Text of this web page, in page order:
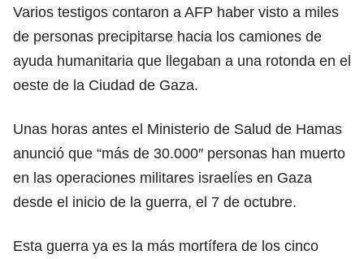
Varios testigos contaron a AFP haber visto a miles
de personas precipitarse hacia los camiones de
ayuda humanitaria que llegaban a una rotonda en el
oeste de la Ciudad de Gaza.
Unas horas antes el Ministerio de Salud de Hamas
anunció que “más de 30.000″ personas han muerto
en las operaciones militares israelíes en Gaza
desde el inicio de la guerra, el 7 de octubre.
Esta guerra ya es la más mortífera de los cinco